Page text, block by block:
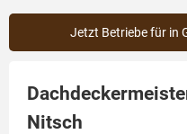
Jetzt Betriebe für in
Nitsch